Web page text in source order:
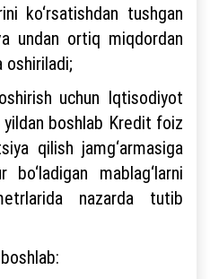
ko‘rsatishdan tushgan
undan ortiq miqdordan
oshiriladi;
uchun Iqtisodiyot
boshlab Kredit foiz
qilish jamg‘armasiga
bo‘ladigan mablag‘larni
nazarda tutib